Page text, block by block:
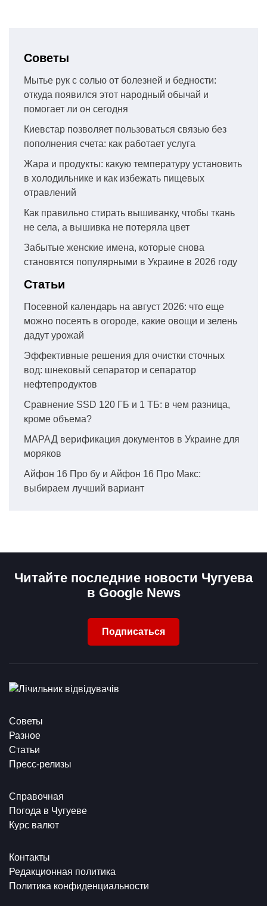
Советы
Мытье рук с солью от болезней и бедности:
откуда появился этот народный обычай и
помогает ли он сегодня
Киевстар позволяет пользоваться связью без
пополнения счета: как работает услуга
Жара и продукты: какую температуру установить
в холодильнике и как избежать пищевых
отравлений
Как правильно стирать вышиванку, чтобы ткань
не села, а вышивка не потеряла цвет
Забытые женские имена, которые снова
становятся популярными в Украине в 2026 году
Статьи
Посевной календарь на август 2026: что еще
можно посеять в огороде, какие овощи и зелень
дадут урожай
Эффективные решения для очистки сточных
вод: шнековый сепаратор и сепаратор
нефтепродуктов
Сравнение SSD 120 ГБ и 1 ТБ: в чем разница,
кроме объема?
МАРАД верификация документов в Украине для
моряков
Айфон 16 Про бу и Айфон 16 Про Макс:
выбираем лучший вариант
Читайте последние новости Чугуева
в Google News
Подписаться
Советы
Разное
Статьи
Пресс-релизы
Справочная
Погода в Чугуеве
Курс валют
Контакты
Редакционная политика
Политика конфиденциальности